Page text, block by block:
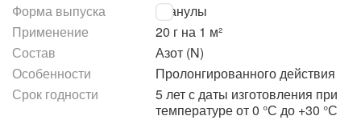
Форма выпуска
Гранулы
Применение
20 г на 1 м²
Состав
Азот (N)
Особенности
Пролонгированного действия
Срок годности
5 лет с даты изготовления при
температуре от 0 °С до +30 °С